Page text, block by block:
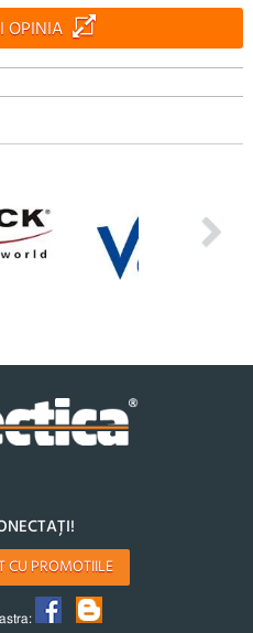
OPINIA
CU PROMOTIILE